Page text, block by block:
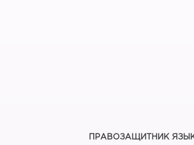
ПРАВОЗАЩИТНИК